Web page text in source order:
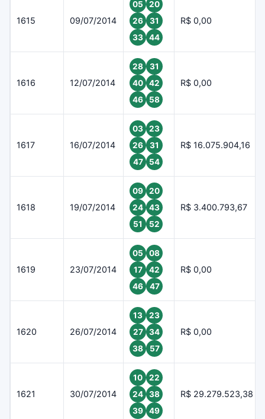
1615 09/07/2014
05
20
26
31
33
44
R$ 0,00
1616 12/07/2014
28
31
40
42
46
58
R$ 0,00
1617 16/07/2014
03
23
26
31
47
54
R$ 16.075.904,16
1618 19/07/2014
09
20
24
43
51
52
R$ 3.400.793,67
1619 23/07/2014
05
08
17
42
46
47
R$ 0,00
1620 26/07/2014
13
23
27
34
38
57
R$ 0,00
1621 30/07/2014
10
22
24
38
39
49
R$ 29.279.523,38